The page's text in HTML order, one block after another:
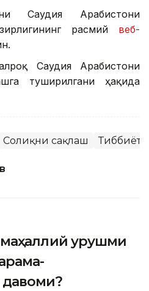
Саудия Арабистони
расмий веб-
Саудия Арабистони
туширилгани ҳақида
Соғлиқни сақлаш Тиббиёт
урушми